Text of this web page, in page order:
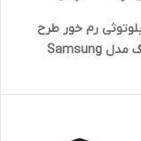
رم خور طرح
سامسونگ مدل Samsung